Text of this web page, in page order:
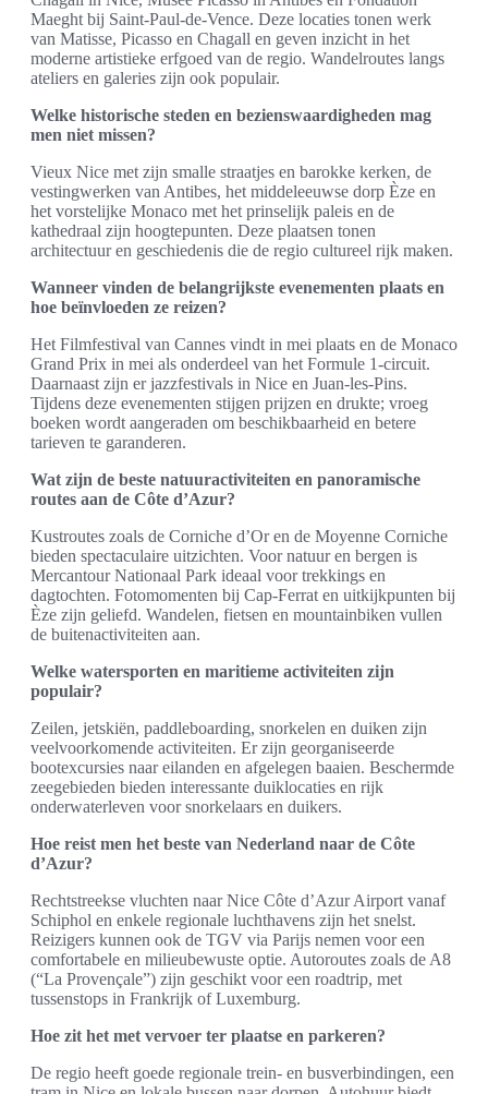
Maeght bij Saint-Paul-de-Vence. Deze locaties tonen werk
van Matisse, Picasso en Chagall en geven inzicht in het
moderne artistieke erfgoed van de regio. Wandelroutes langs
ateliers en galeries zijn ook populair.
Welke historische steden en bezienswaardigheden mag
men niet missen?
Vieux Nice met zijn smalle straatjes en barokke kerken, de
vestingwerken van Antibes, het middeleeuwse dorp Èze en
het vorstelijke Monaco met het prinselijk paleis en de
kathedraal zijn hoogtepunten. Deze plaatsen tonen
architectuur en geschiedenis die de regio cultureel rijk maken.
Wanneer vinden de belangrijkste evenementen plaats en
hoe beïnvloeden ze reizen?
Het Filmfestival van Cannes vindt in mei plaats en de Monaco
Grand Prix in mei als onderdeel van het Formule 1-circuit.
Daarnaast zijn er jazzfestivals in Nice en Juan-les-Pins.
Tijdens deze evenementen stijgen prijzen en drukte; vroeg
boeken wordt aangeraden om beschikbaarheid en betere
tarieven te garanderen.
Wat zijn de beste natuuractiviteiten en panoramische
routes aan de Côte d’Azur?
Kustroutes zoals de Corniche d’Or en de Moyenne Corniche
bieden spectaculaire uitzichten. Voor natuur en bergen is
Mercantour Nationaal Park ideaal voor trekkings en
dagtochten. Fotomomenten bij Cap-Ferrat en uitkijkpunten bij
Èze zijn geliefd. Wandelen, fietsen en mountainbiken vullen
de buitenactiviteiten aan.
Welke watersporten en maritieme activiteiten zijn
populair?
Zeilen, jetskiën, paddleboarding, snorkelen en duiken zijn
veelvoorkomende activiteiten. Er zijn georganiseerde
bootexcursies naar eilanden en afgelegen baaien. Beschermde
zeegebieden bieden interessante duiklocaties en rijk
onderwaterleven voor snorkelaars en duikers.
Hoe reist men het beste van Nederland naar de Côte
d’Azur?
Rechtstreekse vluchten naar Nice Côte d’Azur Airport vanaf
Schiphol en enkele regionale luchthavens zijn het snelst.
Reizigers kunnen ook de TGV via Parijs nemen voor een
comfortabele en milieubewuste optie. Autoroutes zoals de A8
(“La Provençale”) zijn geschikt voor een roadtrip, met
tussenstops in Frankrijk of Luxemburg.
Hoe zit het met vervoer ter plaatse en parkeren?
De regio heeft goede regionale trein- en busverbindingen, een